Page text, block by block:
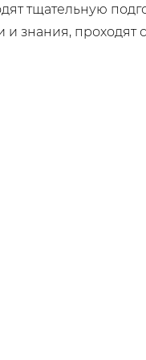
тщательную
знания, проходят